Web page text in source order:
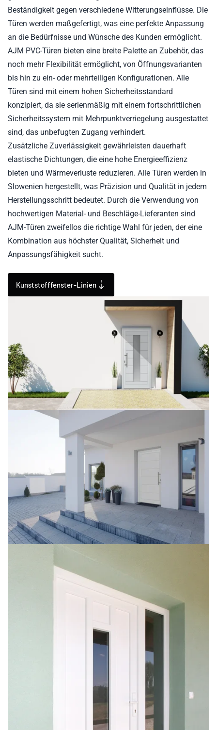
Beständigkeit gegen verschiedene Witterungseinflüsse. Die
Türen werden maßgefertigt, was eine perfekte Anpassung
an die Bedürfnisse und Wünsche des Kunden ermöglicht.
AJM PVC-Türen bieten eine breite Palette an Zubehör, das
noch mehr Flexibilität ermöglicht, von Öffnungsvarianten
bis hin zu ein- oder mehrteiligen Konfigurationen. Alle
Türen sind mit einem hohen Sicherheitsstandard
konzipiert, da sie serienmäßig mit einem fortschrittlichen
Sicherheitssystem mit Mehrpunktverriegelung ausgestattet
sind, das unbefugten Zugang verhindert.
Zusätzliche Zuverlässigkeit gewährleisten dauerhaft
elastische Dichtungen, die eine hohe Energieeffizienz
bieten und Wärmeverluste reduzieren. Alle Türen werden in
Slowenien hergestellt, was Präzision und Qualität in jedem
Herstellungsschritt bedeutet. Durch die Verwendung von
hochwertigen Material- und Beschläge-Lieferanten sind
AJM-Türen zweifellos die richtige Wahl für jeden, der eine
Kombination aus höchster Qualität, Sicherheit und
Anpassungsfähigkeit sucht.
Kunststofffenster-Linien